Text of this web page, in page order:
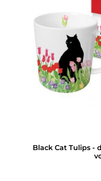
Black Cat Tulips -